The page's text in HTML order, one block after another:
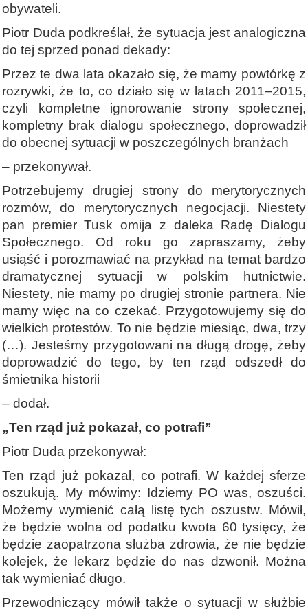
obywateli.
Piotr Duda podkreślał, że sytuacja jest analogiczna
do tej sprzed ponad dekady:
Przez te dwa lata okazało się, że mamy powtórkę z
rozrywki, że to, co działo się w latach 2011–2015,
czyli kompletne ignorowanie strony społecznej,
kompletny brak dialogu społecznego, doprowadził
do obecnej sytuacji w poszczególnych branżach
– przekonywał.
Potrzebujemy drugiej strony do merytorycznych
rozmów, do merytorycznych negocjacji. Niestety
pan premier Tusk omija z daleka Radę Dialogu
Społecznego. Od roku go zapraszamy, żeby
usiąść i porozmawiać na przykład na temat bardzo
dramatycznej sytuacji w polskim hutnictwie.
Niestety, nie mamy po drugiej stronie partnera. Nie
mamy więc na co czekać. Przygotowujemy się do
wielkich protestów. To nie będzie miesiąc, dwa, trzy
(…). Jesteśmy przygotowani na długą drogę, żeby
doprowadzić do tego, by ten rząd odszedł do
śmietnika historii
– dodał.
„Ten rząd już pokazał, co potrafi”
Piotr Duda przekonywał:
Ten rząd już pokazał, co potrafi. W każdej sferze
oszukują. My mówimy: Idziemy PO was, oszuści.
Możemy wymienić całą listę tych oszustw. Mówił,
że będzie wolna od podatku kwota 60 tysięcy, że
będzie zaopatrzona służba zdrowia, że nie będzie
kolejek, że lekarz będzie do nas dzwonił. Można
tak wymieniać długo.
Przewodniczący mówił także o sytuacji w służbie